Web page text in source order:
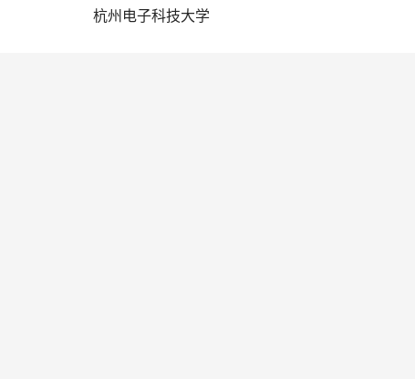
杭州电子科技大学